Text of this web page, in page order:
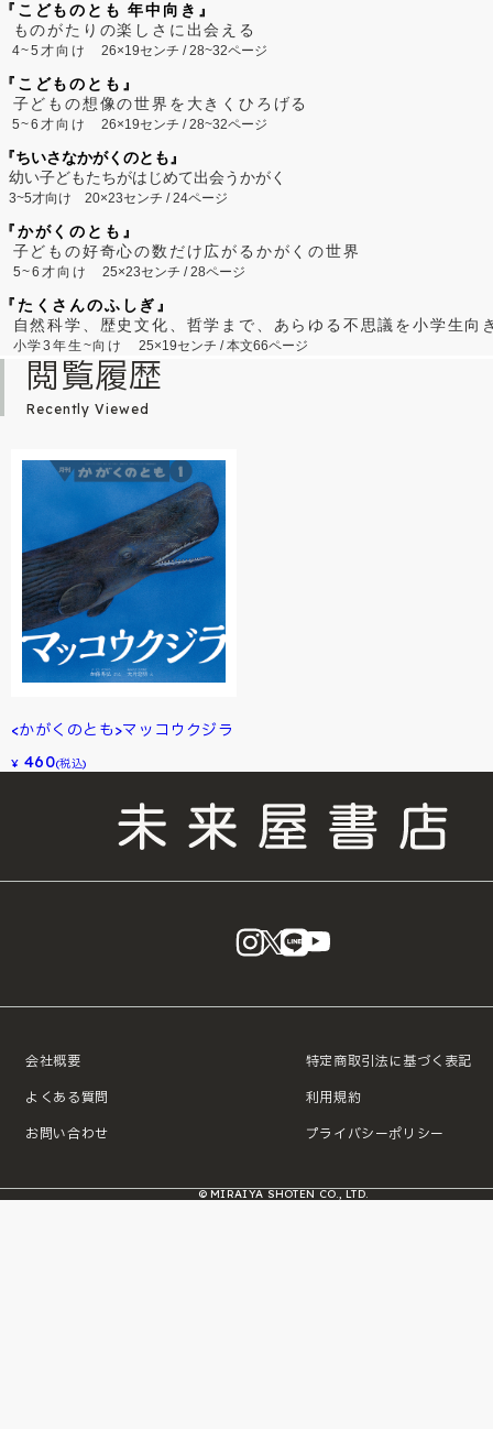
『こどものとも 年中向き』
ものがたりの楽しさに出会える
4~5才向け26×19センチ / 28~32ページ
『こどものとも』
子どもの想像の世界を大きくひろげる
5~6才向け26×19センチ / 28~32ページ
『ちいさなかがくのとも』
幼い子どもたちがはじめて出会うかがく
3~5才向け 20×23センチ / 24ページ
『かがくのとも』
子どもの好奇心の数だけ広がるかがくの世界
5~6才向け25×23センチ / 28ページ
『たくさんのふしぎ』
自然科学、歴史文化、哲学まで、あらゆる不思議を小学生向
小学3年生~向け 25×19センチ / 本文66ページ
閲覧履歴
Recently Viewed
<かがくのとも>マッコウクジラ
¥ 460(税込)
instagram
X LINE
会社概要
よくある質問
お問い合わせ
特定商取引法に基づく表記
利用規約
プライバシーポリシー
© MIRAIYA SHOTEN CO., LTD.